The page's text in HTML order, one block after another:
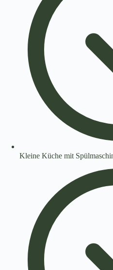
Kleine Küche mit